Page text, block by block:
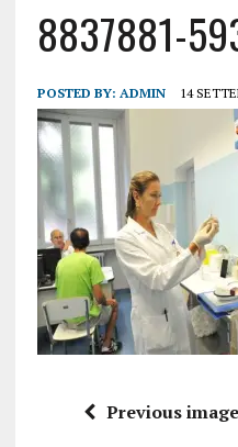
8837881-
POSTED BY: ADMIN 14
Previous image